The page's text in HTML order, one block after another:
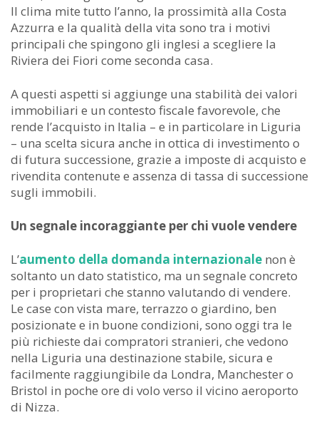
Il clima mite tutto l’anno, la prossimità alla Costa
Azzurra e la qualità della vita sono tra i motivi
principali che spingono gli inglesi a scegliere la
Riviera dei Fiori come seconda casa.
A questi aspetti si aggiunge una stabilità dei valori
immobiliari e un contesto fiscale favorevole, che
rende l’acquisto in Italia – e in particolare in Liguria
– una scelta sicura anche in ottica di investimento o
di futura successione, grazie a imposte di acquisto e
rivendita contenute e assenza di tassa di successione
sugli immobili.
Un segnale incoraggiante per chi vuole vendere
L’aumento della domanda internazionale non è
soltanto un dato statistico, ma un segnale concreto
per i proprietari che stanno valutando di vendere.
Le case con vista mare, terrazzo o giardino, ben
posizionate e in buone condizioni, sono oggi tra le
più richieste dai compratori stranieri, che vedono
nella Liguria una destinazione stabile, sicura e
facilmente raggiungibile da Londra, Manchester o
Bristol in poche ore di volo verso il vicino aeroporto
di Nizza.